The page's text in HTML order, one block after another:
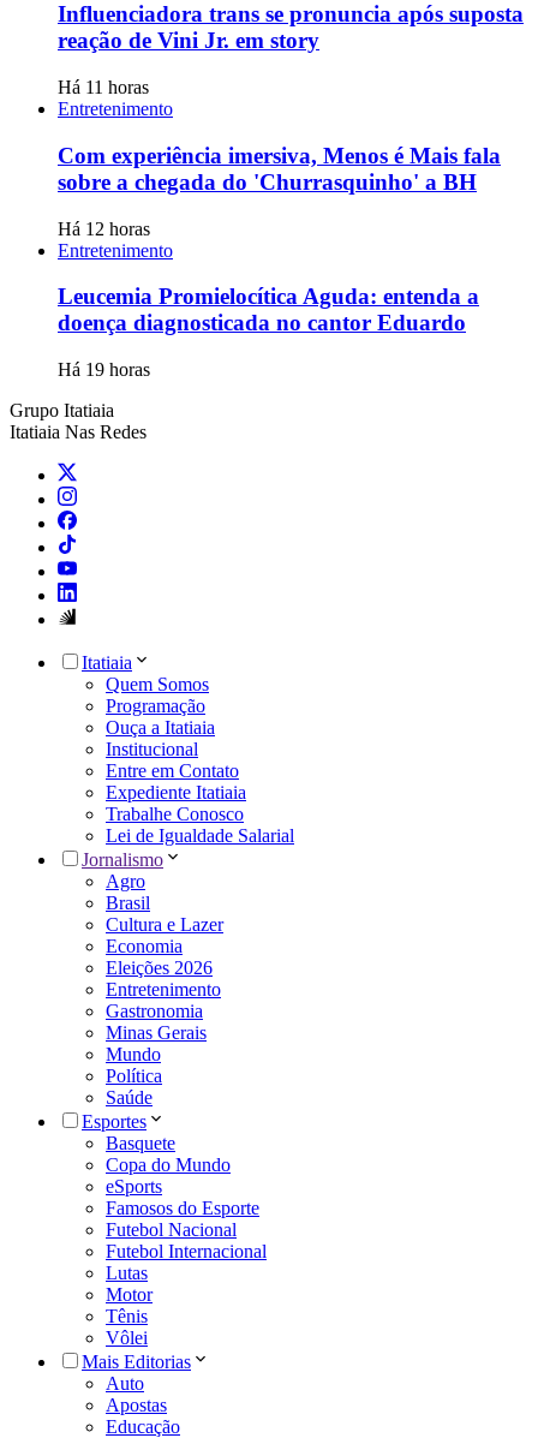
Influenciadora trans se pronuncia após suposta
reação de Vini Jr. em story
Há 11 horas
Entretenimento
Com experiência imersiva, Menos é Mais fala
sobre a chegada do 'Churrasquinho' a BH
Há 12 horas
Entretenimento
Leucemia Promielocítica Aguda: entenda a
doença diagnosticada no cantor Eduardo
Há 19 horas
Grupo Itatiaia
Itatiaia Nas Redes
Itatiaia
Quem Somos
Programação
Ouça a Itatiaia
Institucional
Entre em Contato
Expediente Itatiaia
Trabalhe Conosco
Lei de Igualdade Salarial
Jornalismo
Agro
Brasil
Cultura e Lazer
Economia
Eleições 2026
Entretenimento
Gastronomia
Minas Gerais
Mundo
Política
Saúde
Esportes
Basquete
Copa do Mundo
eSports
Famosos do Esporte
Futebol Nacional
Futebol Internacional
Lutas
Motor
Tênis
Vôlei
Mais Editorias
Auto
Apostas
Educação